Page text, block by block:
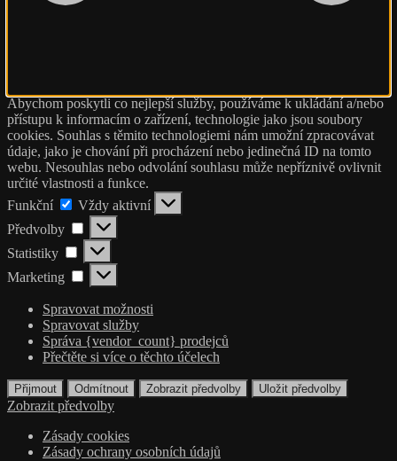
Abychom poskytli co nejlepší služby, používáme k ukládání a/nebo
přístupu k informacím o zařízení, technologie jako jsou soubory
cookies. Souhlas s těmito technologiemi nám umožní zpracovávat
údaje, jako je chování při procházení nebo jedinečná ID na tomto
webu. Nesouhlas nebo odvolání souhlasu může nepříznivě ovlivnit
určité vlastnosti a funkce.
Funkční
Funkční
Vždy aktivní
Předvolby
Předvolby
Statistiky Statistiky
Marketing Marketing
Spravovat možnosti
Spravovat služby
Správa {vendor_count} prodejců
Přečtěte si více o těchto účelech
Přijmout Odmítnout Zobrazit předvolby Uložit předvolby
Zobrazit předvolby
Zásady cookies
Zásady ochrany osobních údajů